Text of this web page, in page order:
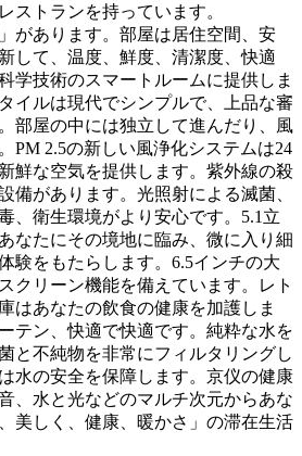
ストランを持っています。
があります。部屋は居住空間、安
して、温度、鮮度、清潔度、快適
学技術のスマートルームに提供しま
イルは現代でシンプルで、上品な審
部屋の中には独立して進んだり、風
PM 2.5の新しい風浄化システムは24
鮮な空気を提供します。紫外線の殺
備があります。光照射による滅菌、
、衛生環境がより安心です。5.1立
なたにその境地に臨み、微に入り細
験をもたらします。6.5インチの大
クリーン機能を備えています。レト
はあなたの飲食の健康を加護しま
テン、快適で快適です。純粋な水を
と不純物を非常にフィルタリングし
水の安全を保障します。京仪の健康
、水と光などのマルチ次元からあな
美しく、健康、暖かさ」の滞在生活